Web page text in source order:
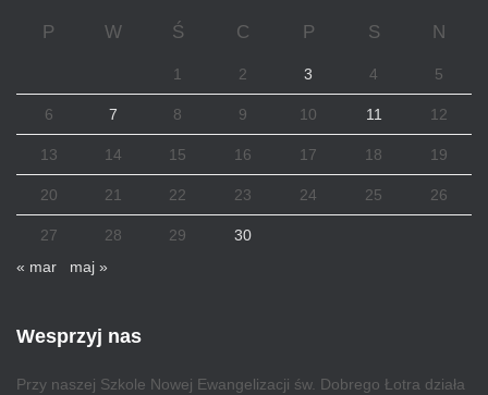
P W Ś C P S N
1 2 3 4 5
6 7 8 9 10 11 12
13 14 15 16 17 18 19
20 21 22 23 24 25 26
27 28 29
30
« mar
maj »
Wesprzyj nas
Przy naszej Szkole Nowej Ewangelizacji św. Dobrego Łotra działa